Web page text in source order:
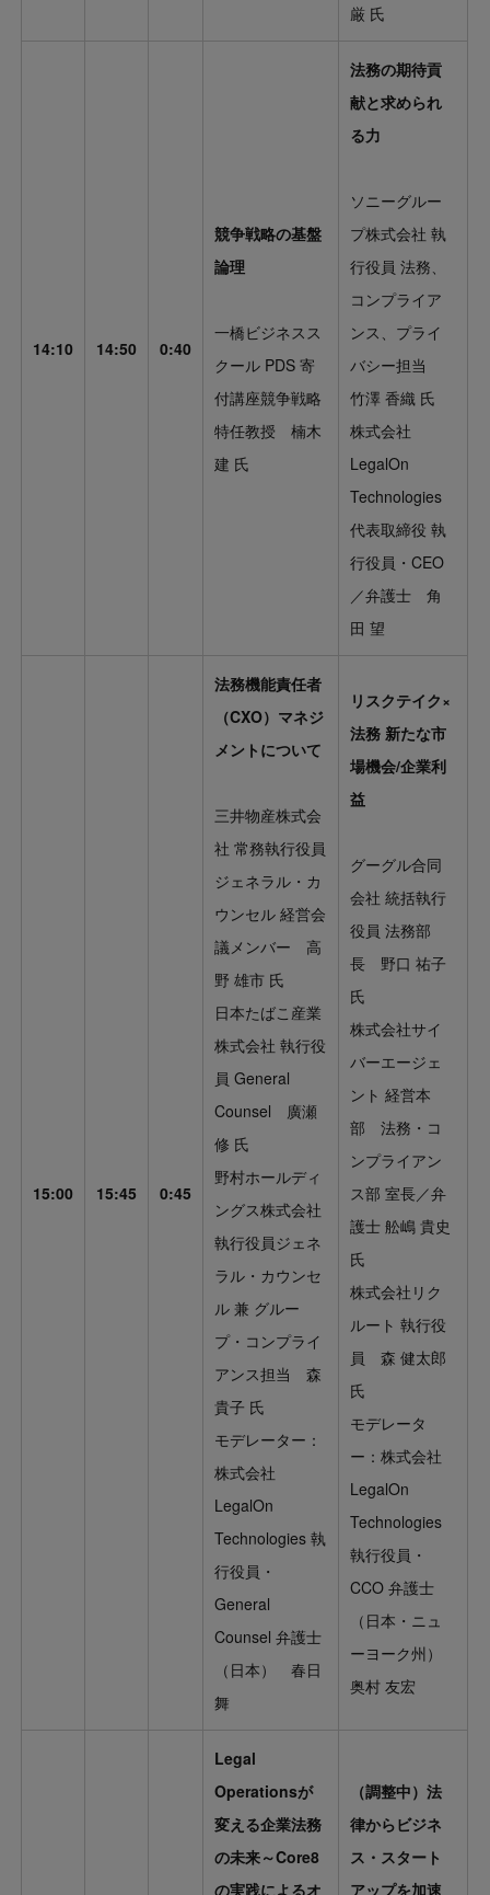
厳 氏
14:10 14:50 0:40
競争戦略の基盤
論理
一橋ビジネスス
クール PDS 寄
付講座競争戦略
特任教授 楠木
建 氏
法務の期待貢
献と求められ
る力
ソニーグルー
プ株式会社 執
行役員 法務、
コンプライア
ンス、プライ
バシー担当
竹澤 香織 氏
株式会社
LegalOn
Technologies
代表取締役 執
行役員・CEO
／弁護士 角
田 望
15:00 15:45 0:45
法務機能責任者
（CXO）マネジ
メントについて
三井物産株式会
社 常務執行役員
ジェネラル・カ
ウンセル 経営会
議メンバー 高
野 雄市 氏
日本たばこ産業
株式会社 執行役
員 General
Counsel 廣瀬
修 氏
野村ホールディ
ングス株式会社
執行役員ジェネ
ラル・カウンセ
ル 兼 グルー
プ・コンプライ
アンス担当 森
貴子 氏
モデレーター：
株式会社
LegalOn
Technologies 執
行役員・
General
Counsel 弁護士
（日本） 春日
舞
リスクテイク×
法務 新たな市
場機会/企業利
益
グーグル合同
会社 統括執行
役員 法務部
長 野口 祐子
氏
株式会社サイ
バーエージェ
ント 経営本
部 法務・コ
ンプライアン
ス部 室長／弁
護士 舩嶋 貴史
氏
株式会社リク
ルート 執行役
員 森 健太郎
氏
モデレータ
ー：株式会社
LegalOn
Technologies
執行役員・
CCO 弁護士
（日本・ニュ
ーヨーク州）
奥村 友宏
Legal
Operationsが
変える企業法務
の未来～Core8
の実践によるオ
（調整中）法
律からビジネ
ス・スタート
アップを加速